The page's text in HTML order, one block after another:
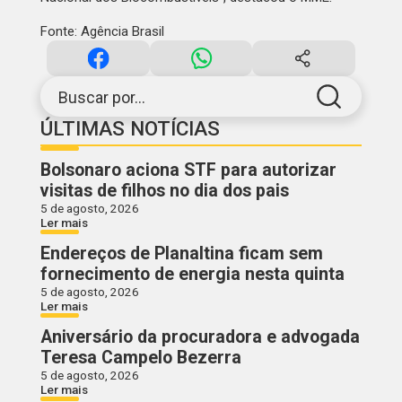
Buscar por...
ÚLTIMAS NOTÍCIAS
Bolsonaro aciona STF para autorizar
visitas de filhos no dia dos pais
5 de agosto, 2026
Ler mais
Endereços de Planaltina ficam sem
fornecimento de energia nesta quinta
5 de agosto, 2026
Ler mais
Aniversário da procuradora e advogada
Teresa Campelo Bezerra
5 de agosto, 2026
Ler mais
Fonte: Agência Brasil